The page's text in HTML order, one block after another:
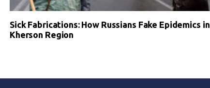
Sick Fabrications: How Russians Fake Epidemics in
Kherson Region